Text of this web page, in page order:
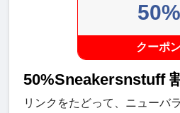
50%
クーポ
50%Sneakersnstuff
リンクをたどって、ニューバ